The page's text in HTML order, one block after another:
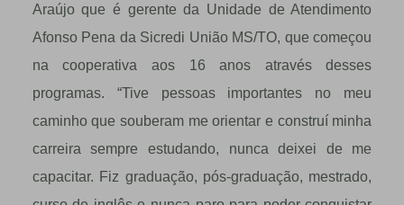
Araújo que é gerente da Unidade de Atendimento
Afonso Pena da Sicredi União MS/TO, que começou
na cooperativa aos 16 anos através desses
programas. “Tive pessoas importantes no meu
caminho que souberam me orientar e construí minha
carreira sempre estudando, nunca deixei de me
capacitar. Fiz graduação, pós-graduação, mestrado,